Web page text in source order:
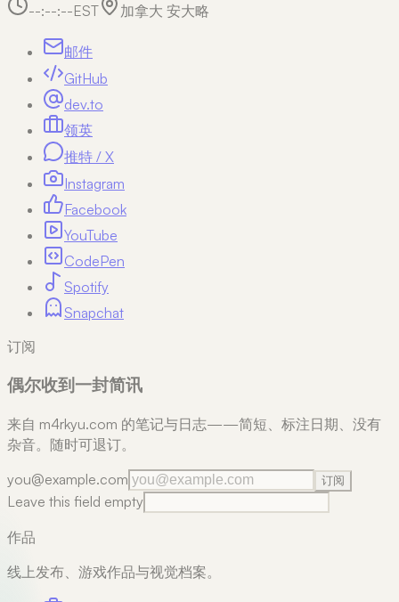
--:--:--EST 加拿大 安大略
邮件
GitHub
dev.to
领英
推特 / X
Instagram
Facebook
YouTube
CodePen
Spotify
Snapchat
订阅
偶尔收到一封简讯
来自 m4rkyu.com 的笔记与日志——简短、标注日期、没有
杂音。随时可退订。
you@example.com
订阅
Leave this field empty
作品
线上发布、游戏作品与视觉档案。